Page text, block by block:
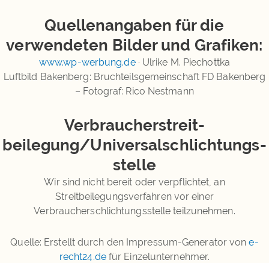
Quellenangaben für die
verwendeten Bilder und Grafiken:
www.wp-werbung.de· Ulrike M. Piechottka
Luftbild Bakenberg: Bruchteilsgemeinschaft FD Bakenberg
– Fotograf: Rico Nestmann
Verbraucher­streit­
beilegung/Universal­schlichtungs­
stelle
Wir sind nicht bereit oder verpflichtet, an
Streitbeilegungsverfahren vor einer
Verbraucherschlichtungsstelle teilzunehmen.
Quelle: Erstellt durch den Impressum-Generator vone-
recht24.defür Einzelunternehmer.